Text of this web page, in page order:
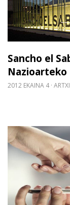
Sancho el
Nazioarteko
2012 EKAINA 4
Gehiago